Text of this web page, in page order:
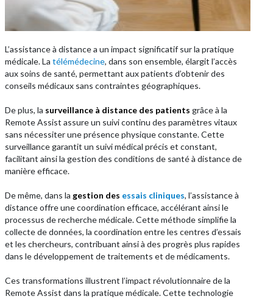
L’assistance à distance a un impact significatif sur la pratique
médicale. La télémédecine, dans son ensemble, élargit l’accès
aux soins de santé, permettant aux patients d’obtenir des
conseils médicaux sans contraintes géographiques.
De plus, la surveillance à distance des patients grâce à la
Remote Assist assure un suivi continu des paramètres vitaux
sans nécessiter une présence physique constante. Cette
surveillance garantit un suivi médical précis et constant,
facilitant ainsi la gestion des conditions de santé à distance de
manière efficace.
De même, dans la gestion des essais cliniques, l’assistance à
distance offre une coordination efficace, accélérant ainsi le
processus de recherche médicale. Cette méthode simplifie la
collecte de données, la coordination entre les centres d’essais
et les chercheurs, contribuant ainsi à des progrès plus rapides
dans le développement de traitements et de médicaments.
Ces transformations illustrent l’impact révolutionnaire de la
Remote Assist dans la pratique médicale. Cette technologie